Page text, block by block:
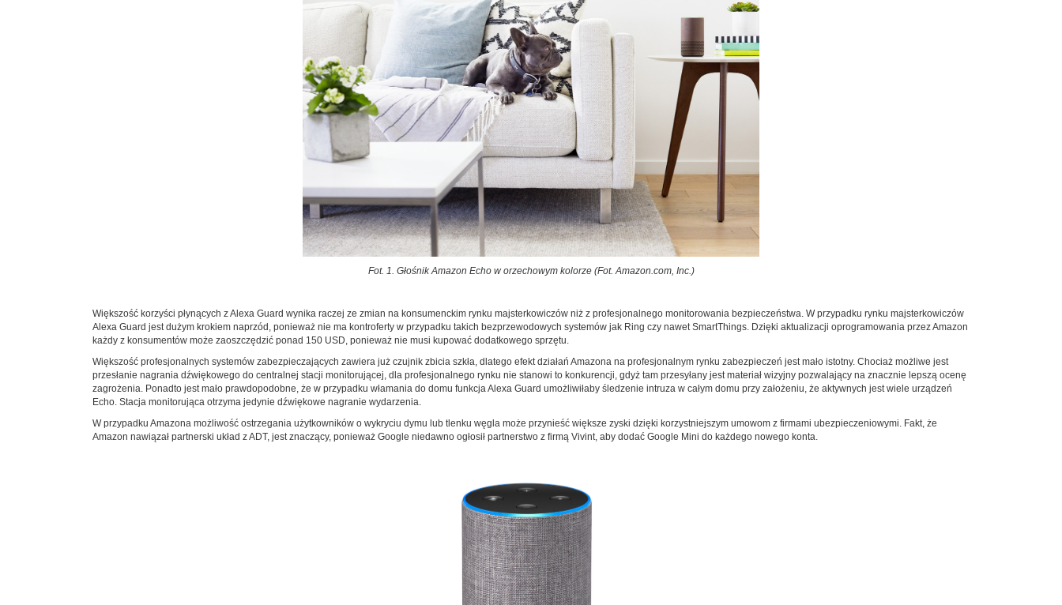
Fot. 1. Głośnik Amazon Echo w orzechowym kolorze (Fot. Amazon.com, Inc.)
Większość korzyści płynących z Alexa Guard wynika raczej ze zmian na konsumenckim rynku majsterkowiczów niż z profesjonalnego monitorowania bezpieczeństwa. W przypadku rynku majsterkowiczów
Alexa Guard jest dużym krokiem naprzód, ponieważ nie ma kontroferty w przypadku takich bezprzewodowych systemów jak Ring czy nawet SmartThings. Dzięki aktualizacji oprogramowania przez Amazon
każdy z konsumentów może zaoszczędzić ponad 150 USD, ponieważ nie musi kupować dodatkowego sprzętu.
Większość profesjonalnych systemów zabezpieczających zawiera już czujnik zbicia szkła, dlatego efekt działań Amazona na profesjonalnym rynku zabezpieczeń jest mało istotny. Chociaż możliwe jest
przesłanie nagrania dźwiękowego do centralnej stacji monitorującej, dla profesjonalnego rynku nie stanowi to konkurencji, gdyż tam przesyłany jest materiał wizyjny pozwalający na znacznie lepszą ocenę
zagrożenia. Ponadto jest mało prawdopodobne, że w przypadku włamania do domu funkcja Alexa Guard umożliwiłaby śledzenie intruza w całym domu przy założeniu, że aktywnych jest wiele urządzeń
Echo. Stacja monitorująca otrzyma jedynie dźwiękowe nagranie wydarzenia.
W przypadku Amazona możliwość ostrzegania użytkowników o wykryciu dymu lub tlenku węgla może przynieść większe zyski dzięki korzystniejszym umowom z firmami ubezpieczeniowymi. Fakt, że
Amazon nawiązał partnerski układ z ADT, jest znaczący, ponieważ Google niedawno ogłosił partnerstwo z firmą Vivint, aby dodać Google Mini do każdego nowego konta.